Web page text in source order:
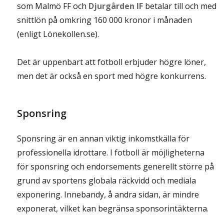
som Malmö FF och Djurgården IF betalar till och med
snittlön på omkring 160 000 kronor i månaden
(enligt Lönekollen.se).
Det är uppenbart att fotboll erbjuder högre löner,
men det är också en sport med högre konkurrens.
Sponsring
Sponsring är en annan viktig inkomstkälla för
professionella idrottare. I fotboll är möjligheterna
för sponsring och endorsements generellt större på
grund av sportens globala räckvidd och mediala
exponering. Innebandy, å andra sidan, är mindre
exponerat, vilket kan begränsa sponsorintäkterna.